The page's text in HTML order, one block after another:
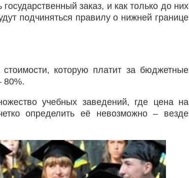
заказ, и как только до них
подчиняться правилу о нижней границе
которую платит за бюджетные
80%.
учебных заведений, где цена на
определить её невозможно – везде